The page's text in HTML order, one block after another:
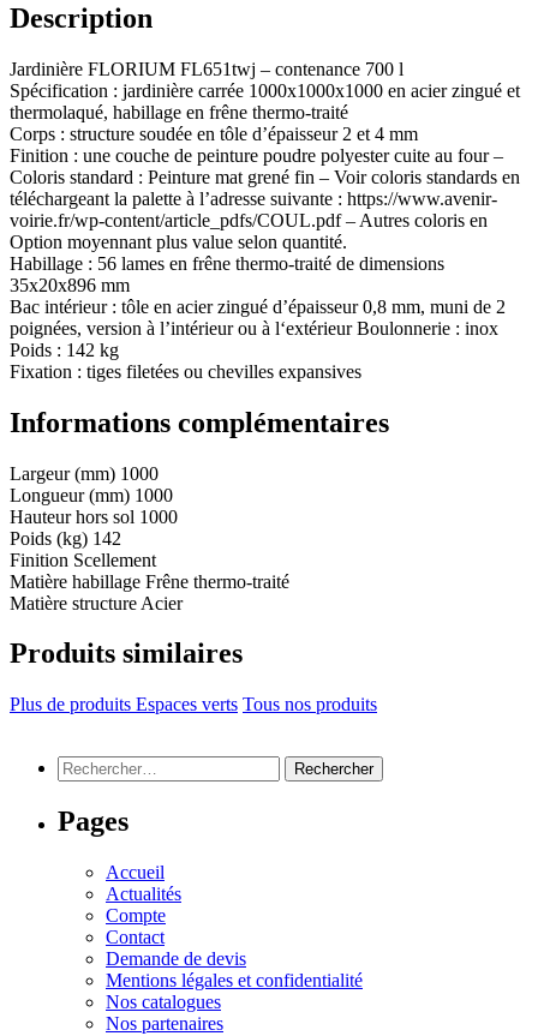
Description
Jardinière FLORIUM FL651twj – contenance 700 l
Spécification : jardinière carrée 1000x1000x1000 en acier zingué et
thermolaqué, habillage en frêne thermo-traité
Corps : structure soudée en tôle d’épaisseur 2 et 4 mm
Finition : une couche de peinture poudre polyester cuite au four –
Coloris standard : Peinture mat grené fin – Voir coloris standards en
téléchargeant la palette à l’adresse suivante : https://www.avenir-
voirie.fr/wp-content/article_pdfs/COUL.pdf – Autres coloris en
Option moyennant plus value selon quantité.
Habillage : 56 lames en frêne thermo-traité de dimensions
35x20x896 mm
Bac intérieur : tôle en acier zingué d’épaisseur 0,8 mm, muni de 2
poignées, version à l’intérieur ou à l‘extérieur Boulonnerie : inox
Poids : 142 kg
Fixation : tiges filetées ou chevilles expansives
Informations complémentaires
Largeur (mm) 1000
Longueur (mm) 1000
Hauteur hors sol 1000
Poids (kg) 142
Finition Scellement
Matière habillage Frêne thermo-traité
Matière structure Acier
Produits similaires
Plus de produits Espaces verts Tous nos produits
Rechercher :
Pages
Accueil
Actualités
Compte
Contact
Demande de devis
Mentions légales et confidentialité
Nos catalogues
Nos partenaires